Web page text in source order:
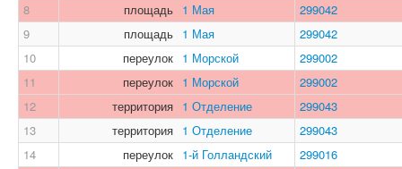
8
площадь 1 Мая
299042
9
площадь 1 Мая
299042
10
переулок 1 Морской
299002
11
переулок 1 Морской
299002
12
территория 1 Отделение
299043
13
территория 1 Отделение
299043
14
переулок 1-й Голландский
299016